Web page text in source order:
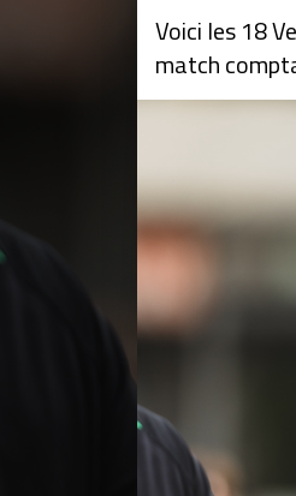
Voici les 18
match